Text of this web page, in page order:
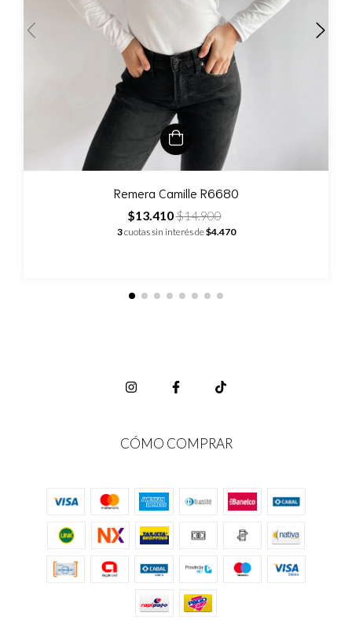
Remera Camille R6680
$13.410$14.900
3cuotas sin interés de$4.470
CÓMO COMPRAR